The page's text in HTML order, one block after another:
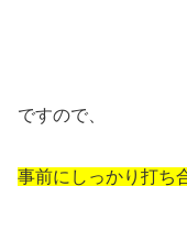
ですので、
事前にしっかり打ち